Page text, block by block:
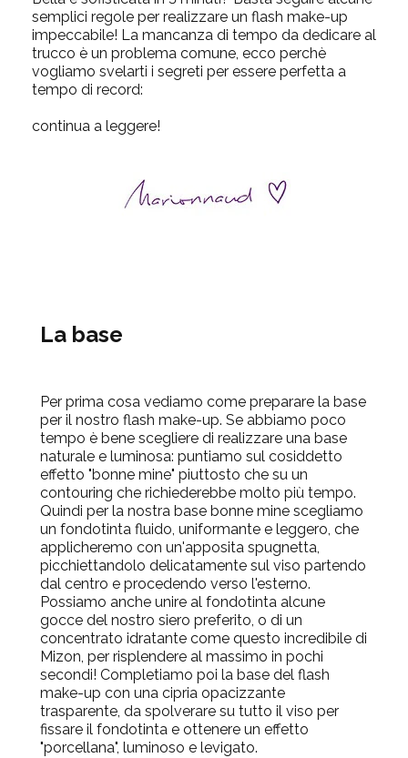
semplici regole per realizzare un flash make-up
impeccabile! La mancanza di tempo da dedicare al
trucco è un problema comune, ecco perchè
vogliamo svelarti i segreti per essere perfetta a
tempo di record:
continua a leggere!
La base
Per prima cosa vediamo come preparare la base
per il nostro flash make-up. Se abbiamo poco
tempo è bene scegliere di realizzare una base
naturale e luminosa: puntiamo sul cosiddetto
effetto "bonne mine" piuttosto che su un
contouring che richiederebbe molto più tempo.
Quindi per la nostra base bonne mine scegliamo
un fondotinta fluido, uniformante e leggero, che
applicheremo con un'apposita spugnetta,
picchiettandolo delicatamente sul viso partendo
dal centro e procedendo verso l'esterno.
Possiamo anche unire al fondotinta alcune
gocce del nostro siero preferito, o di un
concentrato idratante come questo incredibile di
Mizon, per risplendere al massimo in pochi
secondi! Completiamo poi la base del flash
make-up con una cipria opacizzante
trasparente, da spolverare su tutto il viso per
fissare il fondotinta e ottenere un effetto
"porcellana", luminoso e levigato.